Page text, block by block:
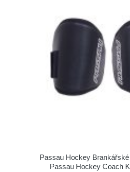
Passau Hockey
Passau Hockey Coach